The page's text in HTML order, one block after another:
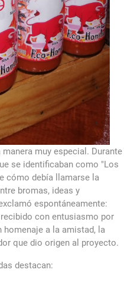
muy especial. Durante
se identificaban como "Los
cómo debía llamarse la
bromas, ideas y
espontáneamente:
con entusiasmo por
a la amistad, la
que dio origen al proyecto.
destacan: